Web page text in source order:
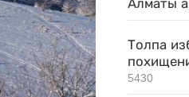
Алматы
Толпа
5430